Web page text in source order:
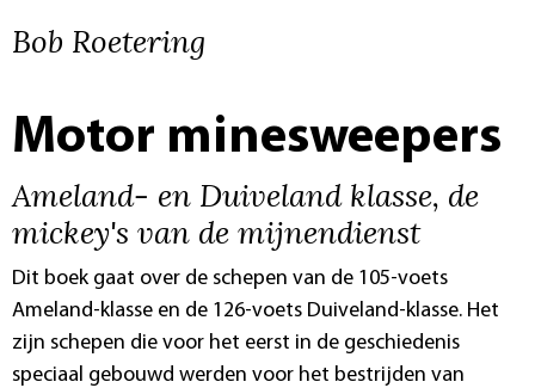
Bob Roetering
Motor minesweepers
Ameland- en Duiveland klasse, de
mickey's van de mijnendienst
Dit boek gaat over de schepen van de 105-voets
Ameland-klasse en de 126-voets Duiveland-klasse. Het
zijn schepen die voor het eerst in de geschiedenis
speciaal gebouwd werden voor het bestrijden van